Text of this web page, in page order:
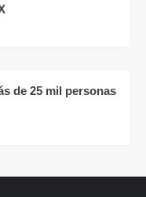
de 25 mil personas